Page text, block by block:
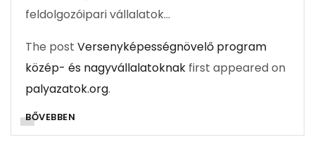
feldolgozóipari vállalatok…
The post Versenyképességnövelő program
közép- és nagyvállalatoknak first appeared on
palyazatok.org.
BŐVEBBEN